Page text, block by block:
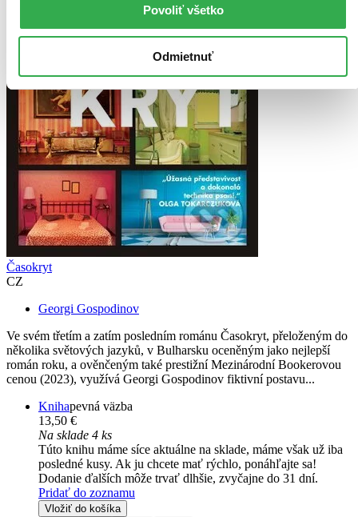
Povoliť všetko
Odmietnuť
Časokryt
CZ
Georgi Gospodinov
Ve svém třetím a zatím posledním románu Časokryt, přeloženým do
několika světových jazyků, v Bulharsku oceněným jako nejlepší
román roku, a ověnčeným také prestižní Mezinárodní Bookerovou
cenou (2023), využívá Georgi Gospodinov fiktivní postavu...
Knihapevná väzba
13,50 €
Na sklade 4 ks
Túto knihu máme síce aktuálne na sklade, máme však už iba
posledné kusy. Ak ju chcete mať rýchlo, ponáhľajte sa!
Dodanie ďalších môže trvať dlhšie, zvyčajne do 31 dní.
Pridať do zoznamu
Vložiť do košíka